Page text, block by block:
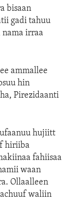
bisaan
gadi tahuu
nama irraa
ammallee
hin
Pirezidaanti
hujiitt
hiriiba
fahiisaa
waan
Ollaalleen
waliin